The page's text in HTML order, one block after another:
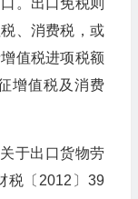
。出口免税则
、消费税，或
值税进项税额
增值税及消费
于出口货物劳
税〔2012〕39